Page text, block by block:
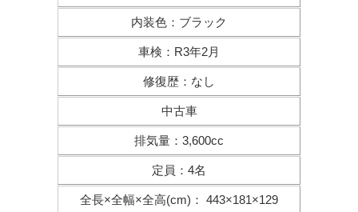
内装色 ： ブラック
車検 ： R3年2月
修復歴 ： なし
中古車
排気量 ： 3,600cc
定員 ： 4名
全長×全幅×全高(cm) ： 443×181×129